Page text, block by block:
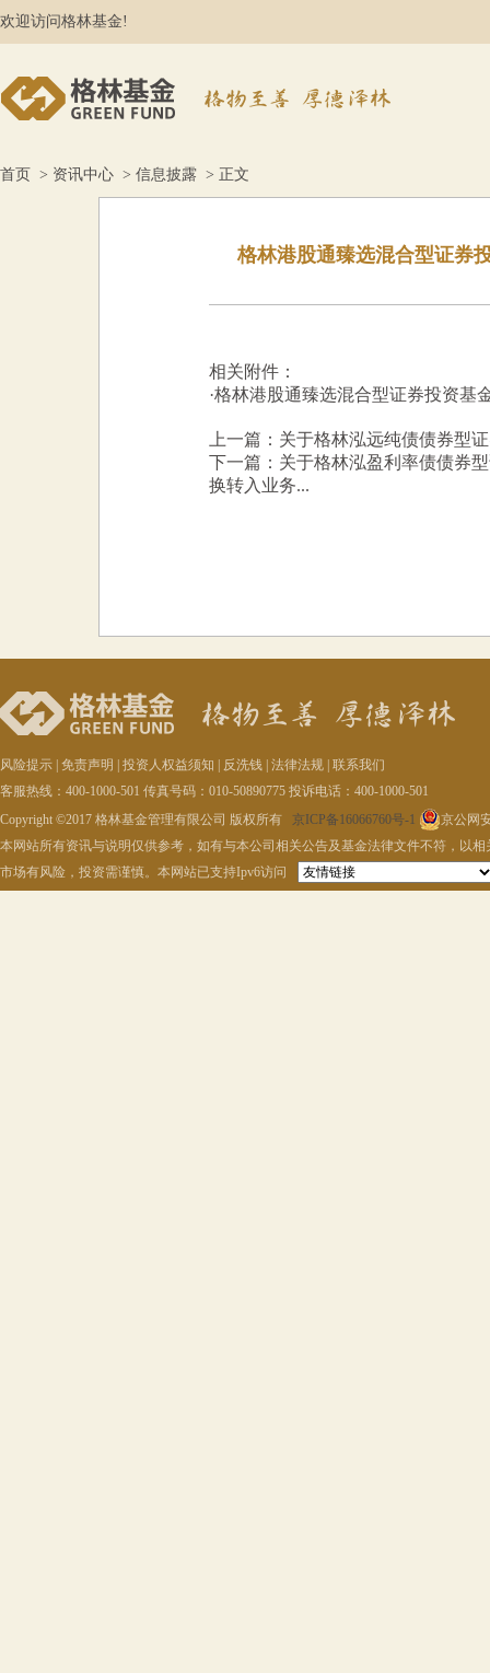
欢迎访问格林基金!
首页 > 资讯中心 > 信息披露 > 正文
格林港股通臻选混合型证券
相关附件：
·格林港股通臻选混合型证券投资基
上一篇：关于格林泓远纯债债券型
下一篇：关于格林泓盈利率债债券
换转入业务...
风险提示 免责声明 投资人权益须知 反洗钱 法律法规 联系我们
客服热线：400-1000-501 传真号码：010-50890775 投诉电话：400-1000-501
Copyright ©2017 格林基金管理有限公司 版权所有 京ICP备16066760号-1
京公网
本网站所有资讯与说明仅供参考，如有与本公司相关公告及基金法律文件不符，以
市场有风险，投资需谨慎。本网站已支持Ipv6访问